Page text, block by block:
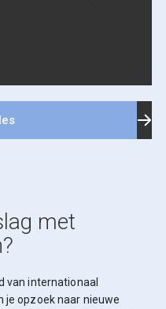
met
van internationaal
je opzoek naar nieuwe